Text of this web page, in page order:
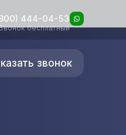
444-04-53
бесплатный
звонок